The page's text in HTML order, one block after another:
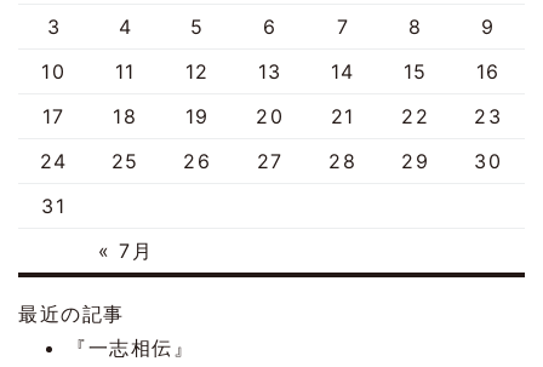
« 7月
3 4 5 6 7 8
9
10
11 12 13 14 15
16
17
18 19 20 21 22
23
24
25 26 27 28 29
30
31
最近の記事
『一志相伝』